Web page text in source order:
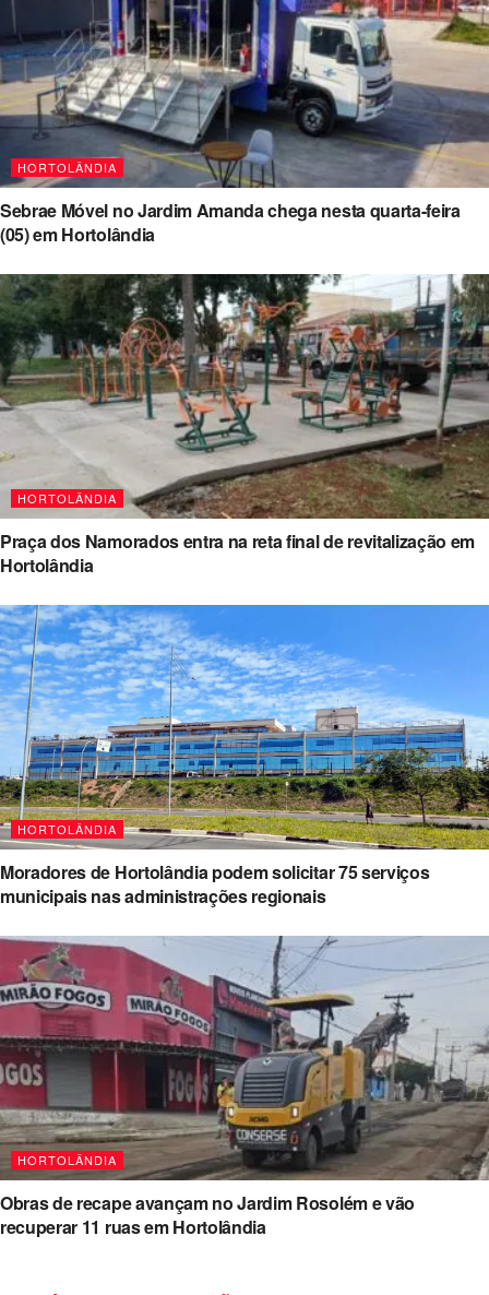
HORTOLÂNDIA
Sebrae Móvel no Jardim Amanda chega nesta quarta-feira
(05) em Hortolândia
HORTOLÂNDIA
Praça dos Namorados entra na reta final de revitalização em
Hortolândia
HORTOLÂNDIA
Moradores de Hortolândia podem solicitar 75 serviços
municipais nas administrações regionais
HORTOLÂNDIA
Obras de recape avançam no Jardim Rosolém e vão
recuperar 11 ruas em Hortolândia